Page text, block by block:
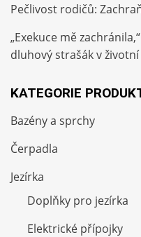
Pečlivost rodičů:
„Exekuce mě
dluhový strašák v
KATEGORIE
Bazény a sprchy
Čerpadla
Jezírka
Doplňky pro jezírka
Elektrické přípojky